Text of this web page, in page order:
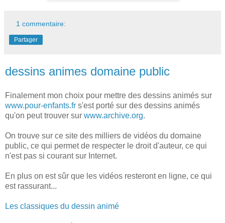
1 commentaire:
Partager
dessins animes domaine public
Finalement mon choix pour mettre des dessins animés sur
www.pour-enfants.fr s'est porté sur des dessins animés
qu'on peut trouver sur www.archive.org.
On trouve sur ce site des milliers de vidéos du domaine
public, ce qui permet de respecter le droit d'auteur, ce qui
n'est pas si courant sur Internet.
En plus on est sûr que les vidéos resteront en ligne, ce qui
est rassurant...
Les classiques du dessin animé